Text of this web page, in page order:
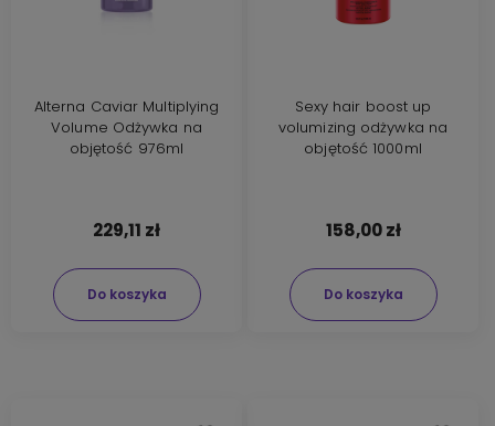
Alterna Caviar Multiplying
Volume Odżywka na
objętość 976ml
229,11 zł
Do koszyka
Sexy hair boost up
volumizing odżywka na
objętość 1000ml
158,00 zł
Do koszyka